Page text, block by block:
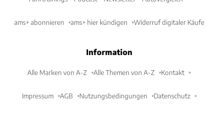
ams+ abonnieren ams+ hier kündigen Widerruf digitaler Käufe
Information
Alle Marken von A-Z Alle Themen von A-Z Kontakt
Impressum AGB Nutzungsbedingungen Datenschutz